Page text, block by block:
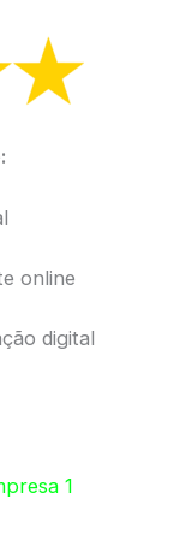
online
digital
1